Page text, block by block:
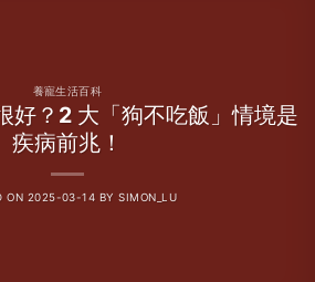
養寵生活百科
好？2 大「狗不吃飯」情境是
疾病前兆！
ON 2025-03-14 BYSIMON_LU